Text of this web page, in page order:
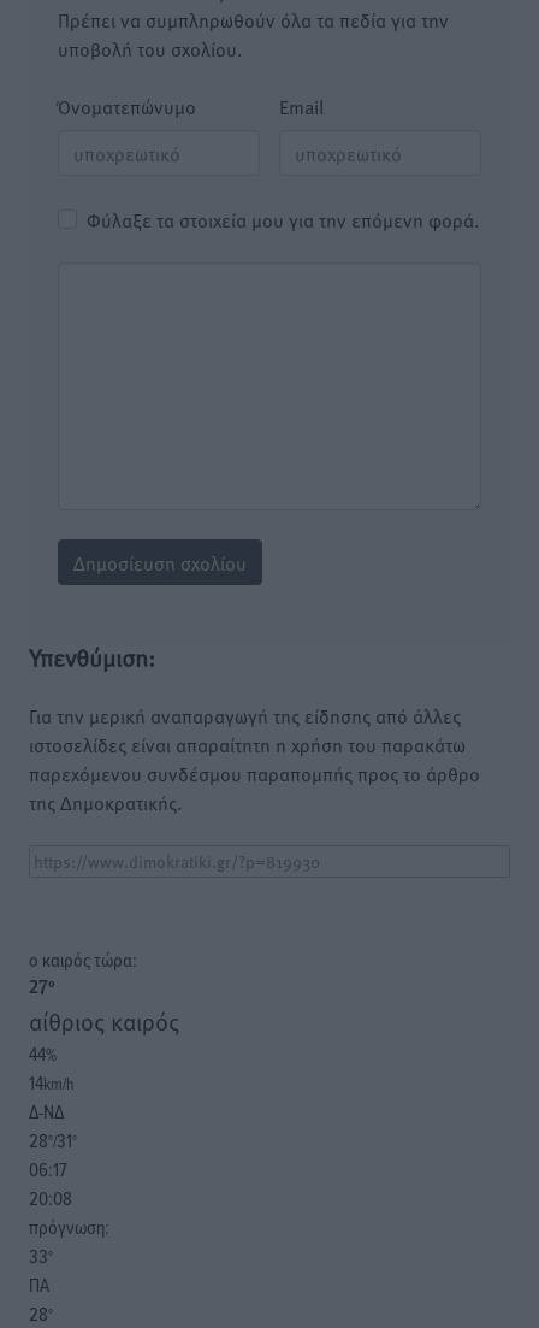
Πρέπει να συμπληρωθούν όλα τα πεδία για την
υποβολή του σχολίου.
Όνοματεπώνυμο Email
Φύλαξε τα στοιχεία μου για την επόμενη φορά.
Υπενθύμιση:
Για την μερική αναπαραγωγή της είδησης από άλλες
ιστοσελίδες είναι απαραίτητη η χρήση του παρακάτω
παρεχόμενου συνδέσμου παραπομπής προς το άρθρο
της Δημοκρατικής.
o καιρός τώρα:
27°
αίθριος καιρός
44%
14km/h
Δ-ΝΔ
28°/31°
06:17
20:08
πρόγνωση:
33°
ΠΑ
28°